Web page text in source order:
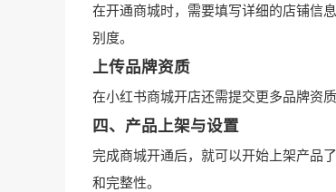
在开通商城时，需要填写详细的店铺信
别度。
上传品牌资质
在小红书商城开店还需提交更多品牌资
四、产品上架与设置
完成商城开通后，就可以开始上架产品
和完整性。